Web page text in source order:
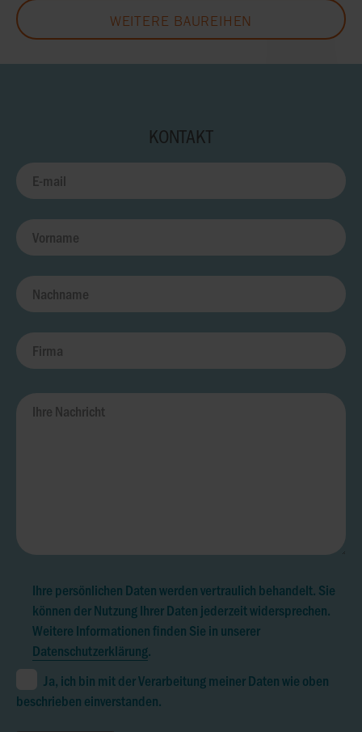
WEITERE BAUREIHEN
KONTAKT
Ihre persönlichen Daten werden vertraulich behandelt. Sie
können der Nutzung Ihrer Daten jederzeit widersprechen.
Weitere Informationen finden Sie in unserer
Datenschutzerklärung.
Ja, ich bin mit der Verarbeitung meiner Daten wie oben
beschrieben einverstanden.